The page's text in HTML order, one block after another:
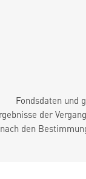
Fondsdaten und
der
den